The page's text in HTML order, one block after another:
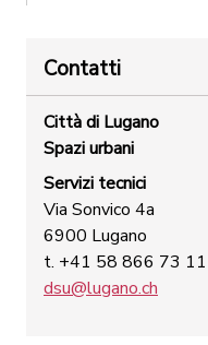
Contatti
Città di Lugano
Spazi urbani
Servizi tecnici
Via Sonvico 4a
6900 Lugano
t. +41 58 866 73 11
dsu@lugano.ch